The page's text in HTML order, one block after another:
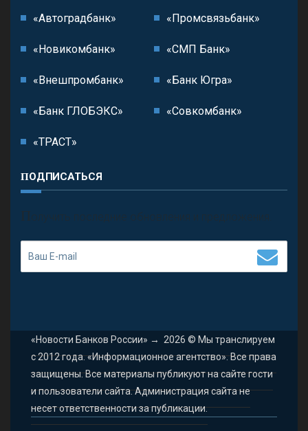
«Автоградбанк» «Промсвязьбанк»
«Новикомбанк» «СМП Банк»
«Внешпромбанк» «Банк Югра»
«Банк ГЛОБЭКС» «Совкомбанк»
«ТРАСТ»
ПОДПИСАТЬСЯ
П олучить последние обновления и предложения.
«Новости Банков России» → 2026 © Мы транслируем
с 2012 года. «Информационное агентство». Все права
защищены. Все материалы публикуют на сайте гости
и пользователи сайта. Администрация сайта не
несет ответственности за публикации.